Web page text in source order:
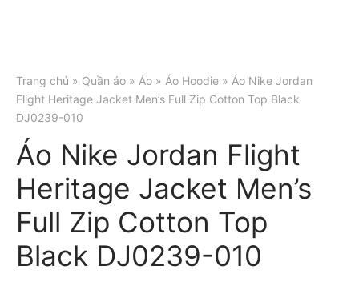
Trang chủ » Quần áo » Áo » Áo Hoodie » Áo Nike Jordan
Flight Heritage Jacket Men’s Full Zip Cotton Top Black
DJ0239-010
Áo Nike Jordan Flight
Heritage Jacket Men’s
Full Zip Cotton Top
Black DJ0239-010